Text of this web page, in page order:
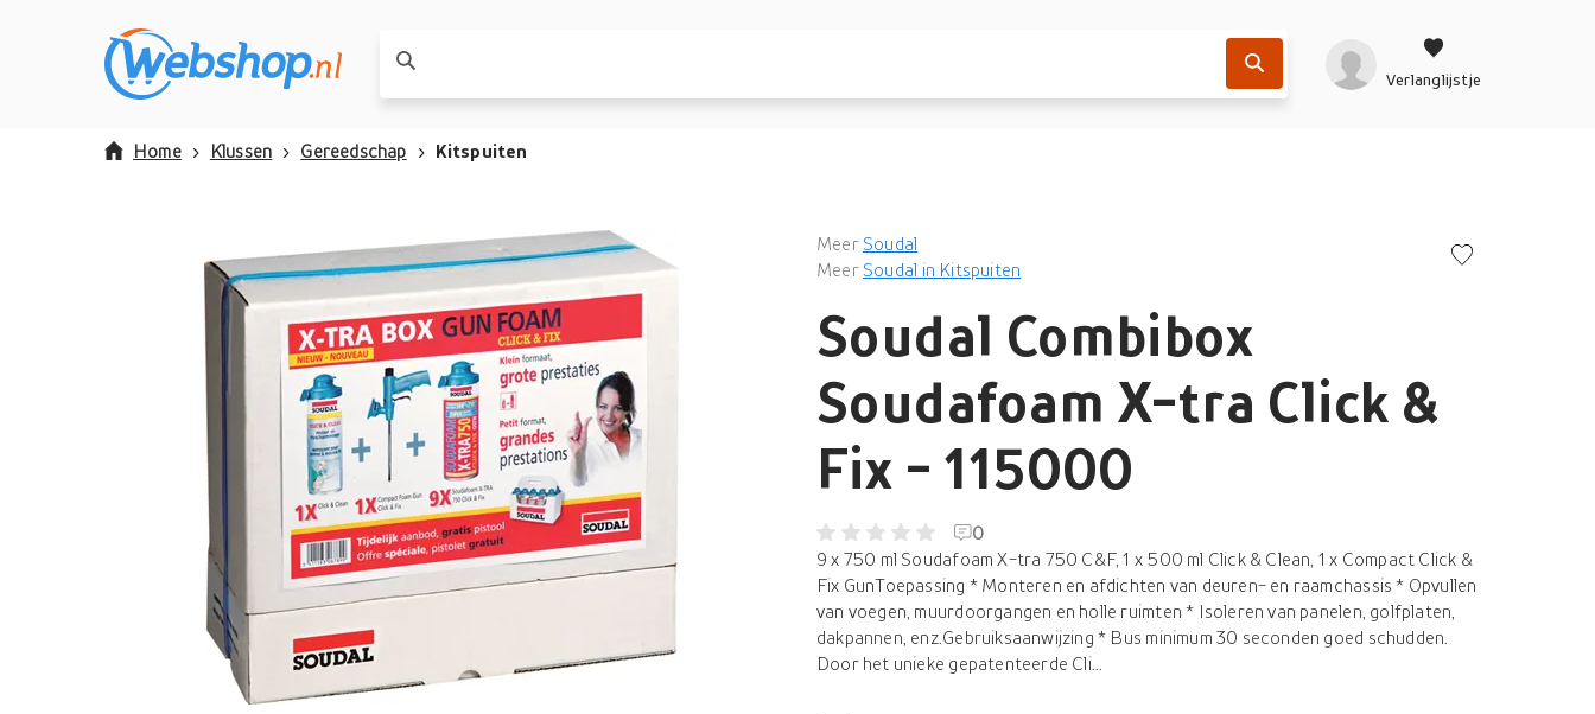
Verlanglijstje
Home Klussen Gereedschap Kitspuiten
MeerSoudal
MeerSoudal in Kitspuiten
Soudal Combibox
Soudafoam X-tra Click &
Fix - 115000
0
9 x 750 ml Soudafoam X-tra 750 C&F, 1 x 500 ml Click & Clean, 1 x Compact Click &
Fix GunToepassing * Monteren en afdichten van deuren- en raamchassis * Opvullen
van voegen, muurdoorgangen en holle ruimten * Isoleren van panelen, golfplaten,
dakpannen, enz.Gebruiksaanwijzing * Bus minimum 30 seconden goed schudden.
Door het unieke gepatenteerde Cli...